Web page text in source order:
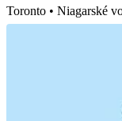
Toronto • Niagarské